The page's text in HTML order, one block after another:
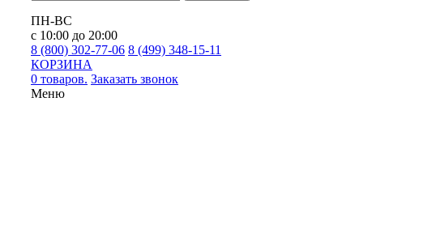
ПН-ВС
с 10:00 до 20:00
8 (800) 302-77-06 8 (499) 348-15-11
КОРЗИНА
0 товаров. Заказать звонок
Меню